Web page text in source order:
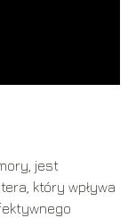
jest
który wpływa